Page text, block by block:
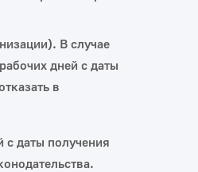
В случае
дней с даты
в
с даты получения